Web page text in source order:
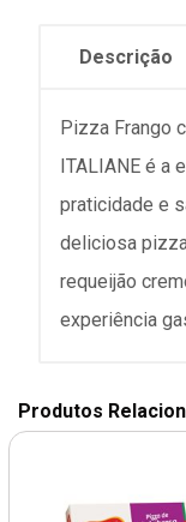
Descrição
Pizza Frango
ITALIANE é a
praticidade e
deliciosa
requeijão
experiência
Produtos